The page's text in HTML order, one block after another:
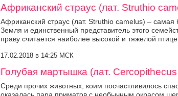
Африканский страус (лат. Struthio
Африканский страус (лат. Struthio camelus) –
Земля и единственный представитель этого
праву считается наиболее высокой и тяжелой
17.02.2018 в 14:25 МСК
Голубая мартышка (лат.
Среди прочих животных, коим посчастливилось